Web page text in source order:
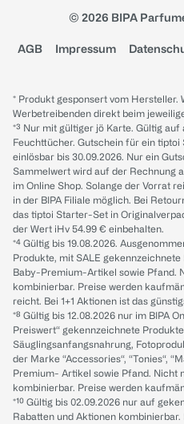
© 2026 BIPA
AGB Impressum
* Produkt gesponsert vom Hersteller.
Werbetreibenden direkt beim
*³ Nur mit gültiger jö Karte. Gültig auf
Feuchttücher. Gutschein für ein
einlösbar bis 30.09.2026. Nur ein
Sammelwert wird auf der Rechnung
im Online Shop. Solange der Vorrat
in der BIPA Filiale möglich. Bei
das tiptoi Starter-Set in
der Wert iHv 54.99 € einbehalten.
*⁴ Gültig bis 19.08.2026.
Produkte, mit SALE
Baby-Premium-Artikel sowie Pfand.
kombinierbar. Preise werden
reicht. Bei 1+1 Aktionen ist das
*⁸ Gültig bis 12.08.2026 nur im BIPA
Preiswert“ gekennzeichnete
Säuglingsanfangsnahrung,
der Marke “Accessories“, “Tonies“,
Premium- Artikel sowie Pfand. Nicht
kombinierbar. Preise werden
*¹⁰ Gültig bis 02.09.2026 nur auf
Rabatten und Aktionen